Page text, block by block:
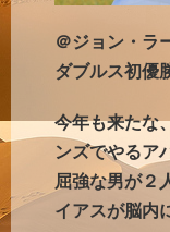
＠ジョン・ラ
ダブルス初優
今年も来たな
ンズでやるア
屈強な男が２
イアスが脳内